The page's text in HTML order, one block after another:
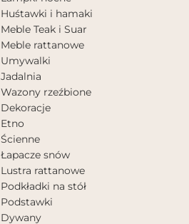
Huśtawki i hamaki
Meble Teak i Suar
Meble rattanowe
Umywalki
Jadalnia
Wazony rzeźbione
Dekoracje
Etno
Ścienne
Łapacze snów
Lustra rattanowe
Podkładki na stół
Podstawki
Dywany